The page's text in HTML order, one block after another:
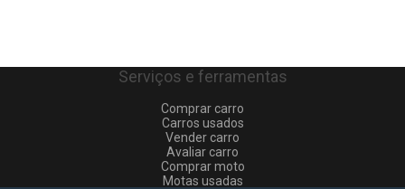
Serviços e ferramentas
Comprar carro
Carros usados
Vender carro
Avaliar carro
Comprar moto
Motas usadas